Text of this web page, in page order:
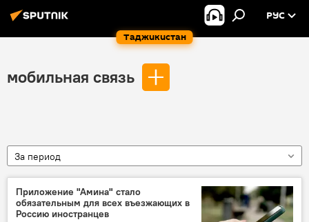
Таджикистан
РУС
мобильная связь
За период
Приложение "Амина" стало
обязательным для всех въезжающих в
Россию иностранцев